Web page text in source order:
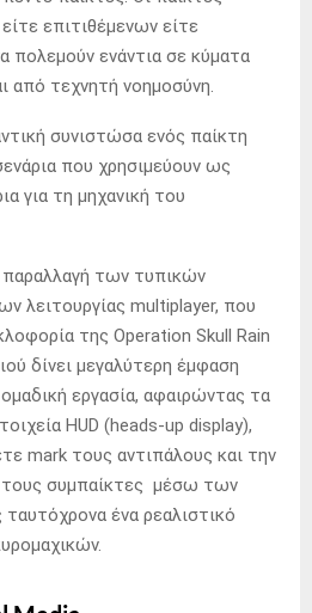
επιτιθέμενων είτε
πολεμούν ενάντια σε κύματα
από τεχνητή νοημοσύνη.
συνιστώσα ενός παίκτη
που χρησιμεύουν ως
για τη μηχανική του
παραλλαγή των τυπικών
λειτουργίας multiplayer, που
της Operation Skull Rain
δίνει μεγαλύτερη έμφαση
εργασία, αφαιρώντας τα
HUD (heads-up display),
mark τους αντιπάλους και την
τους συμπαίκτες μέσω των
ένα ρεαλιστικό